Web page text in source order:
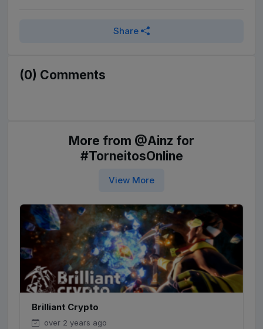
Share
(0) Comments
More from @Ainz for
#TorneitosOnline
View More
Brilliant Crypto
over 2 years ago